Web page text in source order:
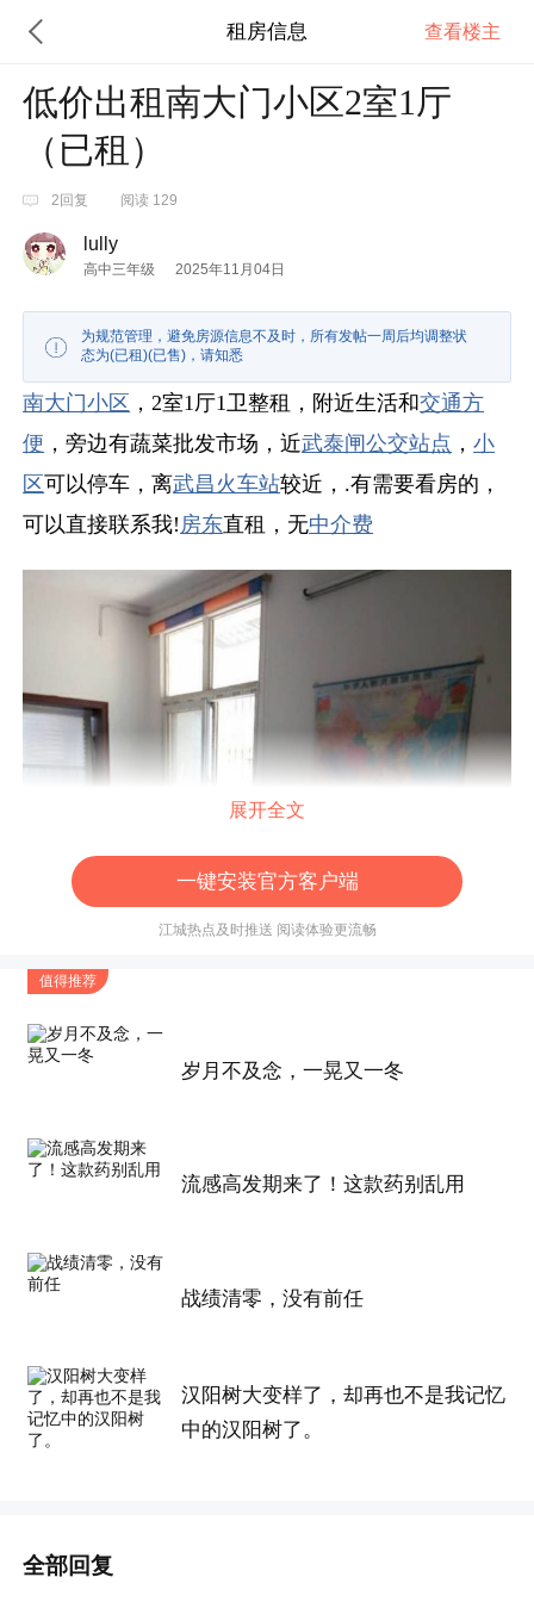
租房信息 查看楼主
低价出租南大门小区2室1厅
（已租）
2回复 阅读 129
lully
高中三年级 2025年11月04日
为规范管理，避免房源信息不及时，所有发帖一周后均调整状
态为(已租)(已售)，请知悉
南大门小区 ，2室1厅1卫整租，附近生活和交通方
便 ，旁边有蔬菜批发市场，近武泰闸公交站点 ，小
区可以停车，离武昌火车站较近，.有需要看房的，
可以直接联系我! 房东直租，无中介费
展开全文
一键安装官方客户端
江城热点及时推送 阅读体验更流畅
值得推荐
岁月不及念，一晃又一冬
流感高发期来了！这款药别乱用
战绩清零，没有前任
汉阳树大变样了，却再也不是我记忆
中的汉阳树了。
全部回复